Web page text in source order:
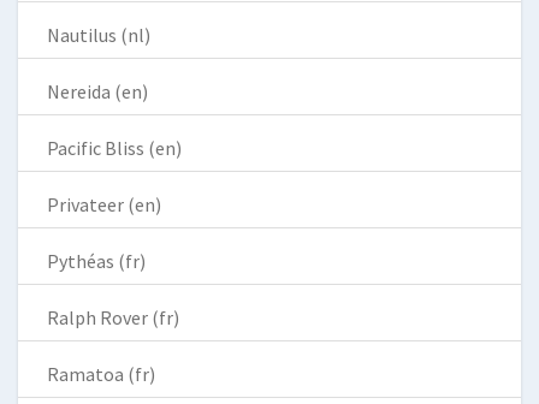
Nautilus (nl)
Nereida (en)
Pacific Bliss (en)
Privateer (en)
Pythéas (fr)
Ralph Rover (fr)
Ramatoa (fr)